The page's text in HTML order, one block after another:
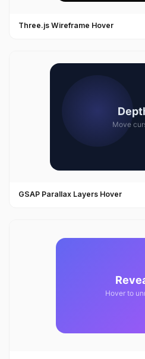
Three.js Wireframe Hover
GSAP Parallax Layers Hover